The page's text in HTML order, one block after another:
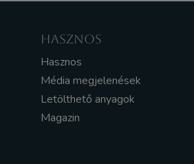
HASZNOS
Hasznos
Média megjelenések
Letölthető anyagok
Magazin